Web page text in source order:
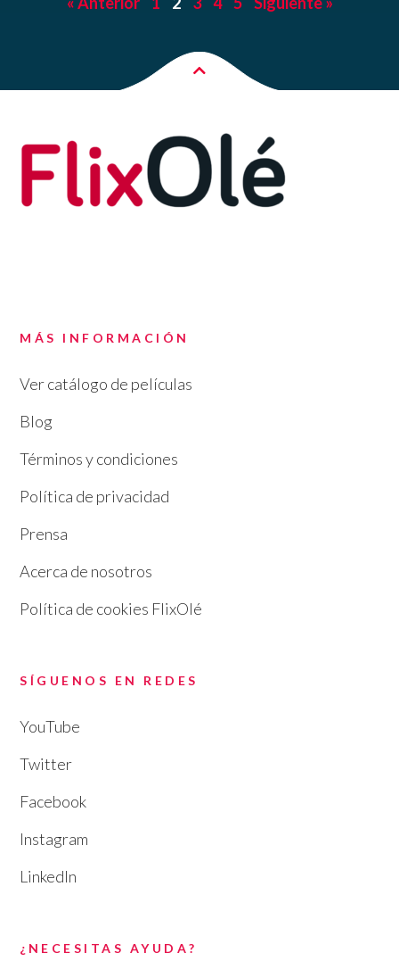
MÁS INFORMACIÓN
Ver catálogo de películas
Blog
Términos y condiciones
Política de privacidad
Prensa
Acerca de nosotros
Política de cookies FlixOlé
SÍGUENOS EN REDES
YouTube
Twitter
Facebook
Instagram
LinkedIn
¿NECESITAS AYUDA?